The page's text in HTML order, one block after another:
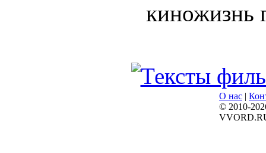
киножизнь
О нас |
© 2010-